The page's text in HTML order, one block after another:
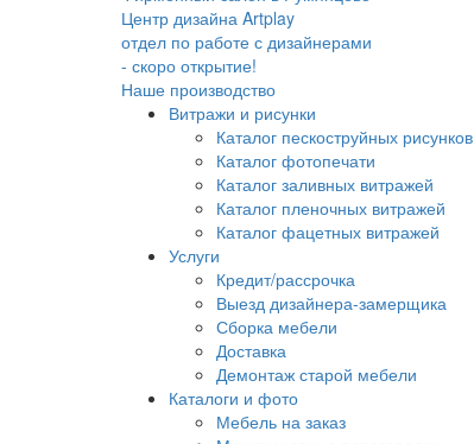
Центр дизайна Artplay
отдел по работе с дизайнерами
- скоро открытие!
Наше производство
Витражи и рисунки
Каталог пескоструйных рисунков
Каталог фотопечати
Каталог заливных витражей
Каталог пленочных витражей
Каталог фацетных витражей
Услуги
Кредит/рассрочка
Выезд дизайнера-замерщика
Сборка мебели
Доставка
Демонтаж старой мебели
Каталоги и фото
Мебель на заказ